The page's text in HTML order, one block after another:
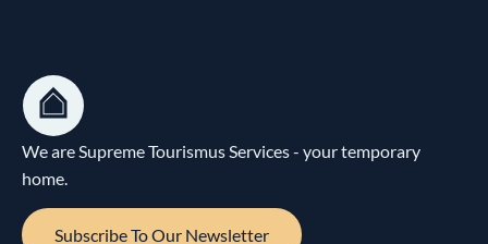
We are Supreme Tourismus Services - your temporary
home.
Subscribe To Our Newsletter